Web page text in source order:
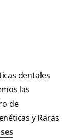
dentales
las
de
y Raras